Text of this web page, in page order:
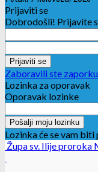
Prijaviti se
Dobrodošli! Prijavite
Zaboravili ste
Lozinka za oporavak
Oporavak lozinke
Lozinka će se vam
Župa sv. Ilije proroka